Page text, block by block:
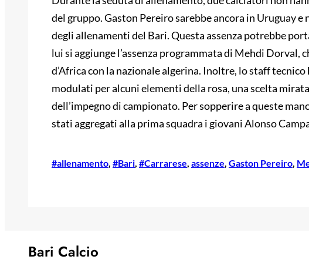
del gruppo. Gaston Pereiro sarebbe ancora in Uruguay
degli allenamenti del Bari. Questa assenza potrebbe
lui si aggiunge l’assenza programmata di Mehdi Dorval,
d’Africa con la nazionale algerina. Inoltre, lo staff
modulati per alcuni elementi della rosa, una scelta
dell’impegno di campionato. Per sopperire a queste
stati aggregati alla prima squadra i giovani Alonso
#allenamento, #Bari, #Carrarese, assenze, Gaston Pereiro,
Bari Calcio